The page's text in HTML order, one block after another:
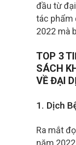
đầu từ
tác phẩm
2022 mà
TOP 3
SÁCH
VỀ ĐẠI
1. Dịch
Ra mắt
năm